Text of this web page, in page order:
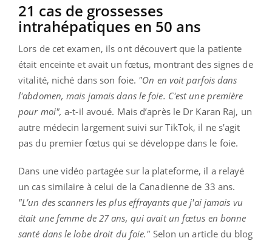
21 cas de grossesses
intrahépatiques en 50 ans
Lors de cet examen, ils ont découvert que la patiente
était enceinte et avait un fœtus, montrant des signes de
vitalité, niché dans son foie. "On en voit parfois dans
l'abdomen, mais jamais dans le foie. C'est une première
pour moi", a-t-il avoué. Mais d’après le Dr Karan Raj, un
autre médecin largement suivi sur TikTok, il ne s’agit
pas du premier fœtus qui se développe dans le foie.
Dans une vidéo partagée sur la plateforme, il a relayé
un cas similaire à celui de la Canadienne de 33 ans.
"L’un des scanners les plus effrayants que j'ai jamais vu
était une femme de 27 ans, qui avait un fœtus en bonne
santé dans le lobe droit du foie." Selon un article du blog